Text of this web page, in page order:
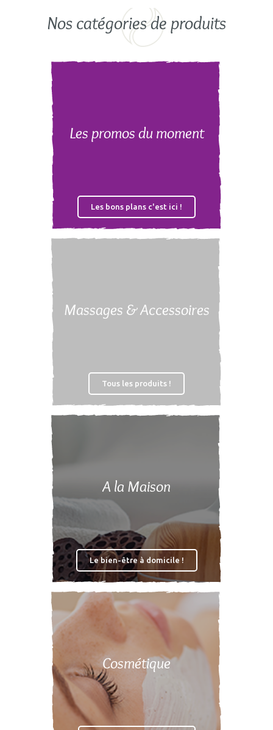
Nos catégories de produits
Les promos du moment
Les bons plans c'est ici !
Massages & Accessoires
Tous les produits !
A la Maison
Le bien-être à domicile !
Cosmétique